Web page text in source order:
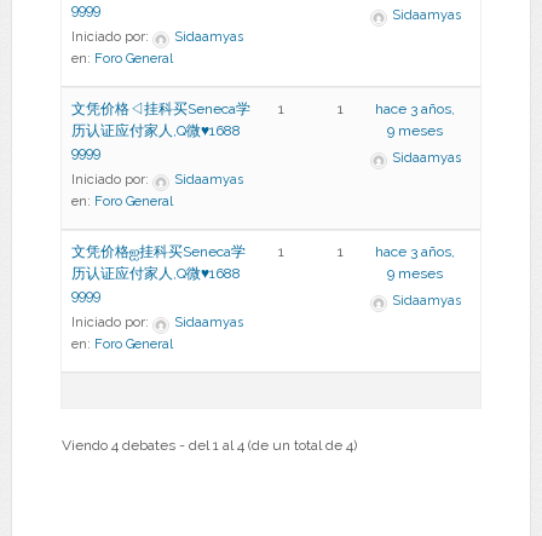
9999
Iniciado por:
Sidaamyas
en: Foro General
Sidaamyas
文凭价格◁挂科买Seneca学
历认证应付家人,Q微♥1688
9999
Iniciado por:
Sidaamyas
en: Foro General
1 1
hace 3 años,
9 meses
Sidaamyas
文凭价格ஐ挂科买Seneca学
历认证应付家人,Q微♥1688
9999
Iniciado por:
Sidaamyas
en: Foro General
1 1
hace 3 años,
9 meses
Sidaamyas
Viendo 4 debates - del 1 al 4 (de un total de 4)